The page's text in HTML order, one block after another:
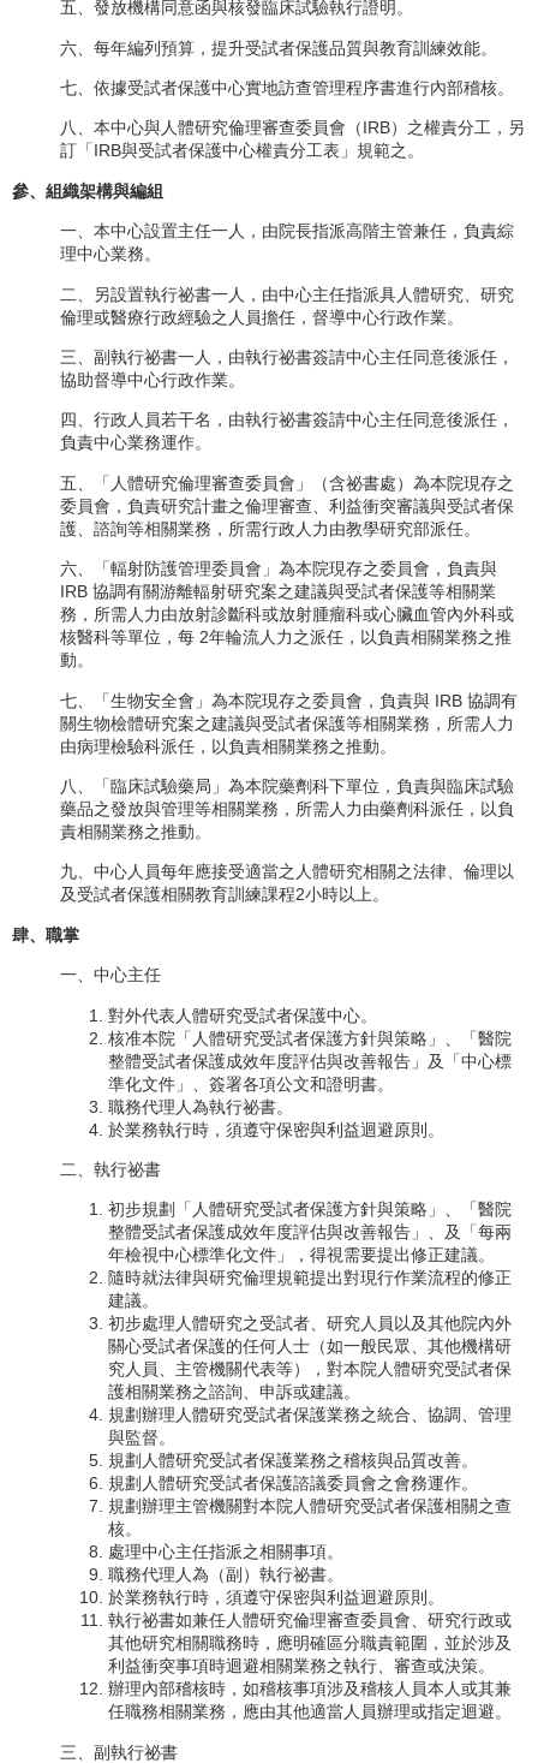
五、發放機構同意函與核發臨床試驗執行證明。
六、每年編列預算，提升受試者保護品質與教育訓練效能。
七、依據受試者保護中心實地訪查管理程序書進行內部稽核。
八、本中心與人體研究倫理審查委員會（IRB）之權責分工，另
訂「IRB與受試者保護中心權責分工表」規範之。
參、組織架構與編組
一、本中心設置主任一人，由院長指派高階主管兼任，負責綜
理中心業務。
二、另設置執行祕書一人，由中心主任指派具人體研究、研究
倫理或醫療行政經驗之人員擔任，督導中心行政作業。
三、副執行祕書一人，由執行祕書簽請中心主任同意後派任，
協助督導中心行政作業。
四、行政人員若干名，由執行祕書簽請中心主任同意後派任，
負責中心業務運作。
五、「人體研究倫理審查委員會」（含祕書處）為本院現存之
委員會，負責研究計畫之倫理審查、利益衝突審議與受試者保
護、諮詢等相關業務，所需行政人力由教學研究部派任。
六、「輻射防護管理委員會」為本院現存之委員會，負責與
IRB 協調有關游離輻射研究案之建議與受試者保護等相關業
務，所需人力由放射診斷科或放射腫瘤科或心臟血管內外科或
核醫科等單位，每 2年輪流人力之派任，以負責相關業務之推
動。
七、「生物安全會」為本院現存之委員會，負責與 IRB 協調有
關生物檢體研究案之建議與受試者保護等相關業務，所需人力
由病理檢驗科派任，以負責相關業務之推動。
八、「臨床試驗藥局」為本院藥劑科下單位，負責與臨床試驗
藥品之發放與管理等相關業務，所需人力由藥劑科派任，以負
責相關業務之推動。
九、中心人員每年應接受適當之人體研究相關之法律、倫理以
及受試者保護相關教育訓練課程2小時以上。
肆、職掌
一、中心主任
對外代表人體研究受試者保護中心。
核准本院「人體研究受試者保護方針與策略」、「醫院
整體受試者保護成效年度評估與改善報告」及「中心標
準化文件」、簽署各項公文和證明書。
職務代理人為執行祕書。
於業務執行時，須遵守保密與利益迴避原則。
二、執行祕書
初步規劃「人體研究受試者保護方針與策略」、「醫院
整體受試者保護成效年度評估與改善報告」、及「每兩
年檢視中心標準化文件」，得視需要提出修正建議。
隨時就法律與研究倫理規範提出對現行作業流程的修正
建議。
初步處理人體研究之受試者、研究人員以及其他院內外
關心受試者保護的任何人士（如一般民眾、其他機構研
究人員、主管機關代表等），對本院人體研究受試者保
護相關業務之諮詢、申訴或建議。
規劃辦理人體研究受試者保護業務之統合、協調、管理
與監督。
規劃人體研究受試者保護業務之稽核與品質改善。
規劃人體研究受試者保護諮議委員會之會務運作。
規劃辦理主管機關對本院人體研究受試者保護相關之查
核。
處理中心主任指派之相關事項。
職務代理人為（副）執行祕書。
於業務執行時，須遵守保密與利益迴避原則。
執行祕書如兼任人體研究倫理審查委員會、研究行政或
其他研究相關職務時，應明確區分職責範圍，並於涉及
利益衝突事項時迴避相關業務之執行、審查或決策。
辦理內部稽核時，如稽核事項涉及稽核人員本人或其兼
任職務相關業務，應由其他適當人員辦理或指定迴避。
三、副執行祕書